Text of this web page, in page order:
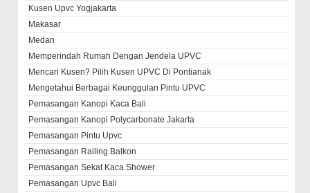
Kusen Upvc Yogjakarta
Makasar
Medan
Memperindah Rumah Dengan Jendela UPVC
Mencari Kusen? Pilih Kusen UPVC Di Pontianak
Mengetahui Berbagai Keunggulan Pintu UPVC
Pemasangan Kanopi Kaca Bali
Pemasangan Kanopi Polycarbonate Jakarta
Pemasangan Pintu Upvc
Pemasangan Railing Balkon
Pemasangan Sekat Kaca Shower
Pemasangan Upvc Bali